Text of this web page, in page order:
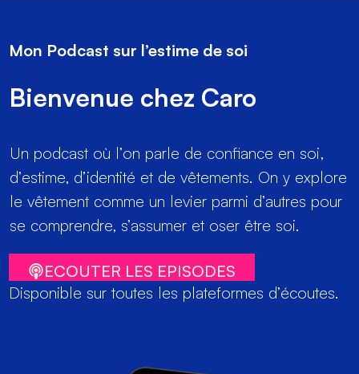
Mon Podcast sur l’estime de soi
Bienvenue chez Caro
Un podcast où l’on parle de confiance en soi,
d’estime, d’identité et de vêtements. On y explore
le vêtement comme un levier parmi d’autres pour
se comprendre, s’assumer et oser être soi.
ECOUTER LES EPISODES
Disponible sur toutes les plateformes d’écoutes.